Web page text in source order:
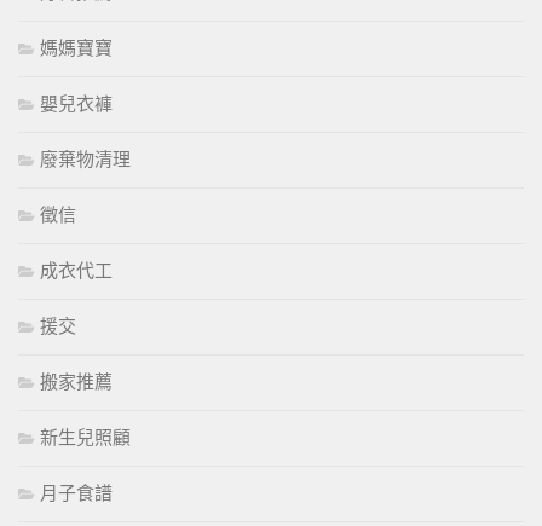
媽媽寶寶
嬰兒衣褲
廢棄物清理
徵信
成衣代工
援交
搬家推薦
新生兒照顧
月子食譜